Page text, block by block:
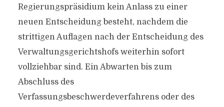
Regierungspräsidium kein Anlass zu einer
neuen Entscheidung besteht, nachdem die
strittigen Auflagen nach der Entscheidung des
Verwaltungsgerichtshofs weiterhin sofort
vollziehbar sind. Ein Abwarten bis zum
Abschluss des
Verfassungsbeschwerdeverfahrens oder des